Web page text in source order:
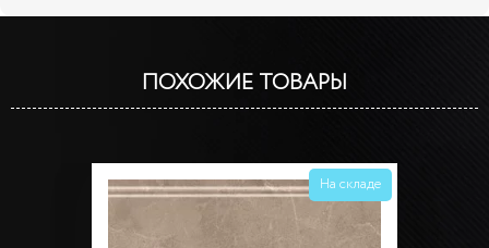
ПОХОЖИЕ ТОВАРЫ
На складе